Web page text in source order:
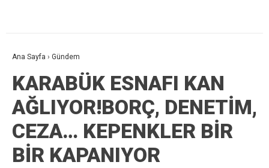
Ana Sayfa › Gündem
KARABÜK ESNAFI KAN
AĞLIYOR!BORÇ, DENETİM,
CEZA… KEPENKLER BİR
BİR KAPANIYOR